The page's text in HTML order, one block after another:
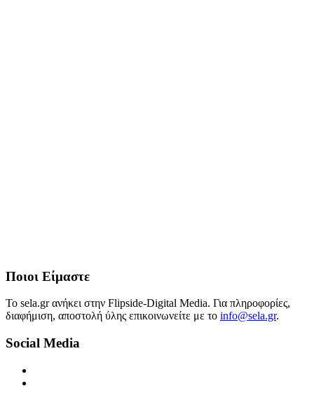
Ποιοι Είμαστε
Το sela.gr ανήκει στην Flipside-Digital Media. Για πληροφορίες,
διαφήμιση, αποστολή ύλης επικοινωνείτε με το info@sela.gr.
Social Media